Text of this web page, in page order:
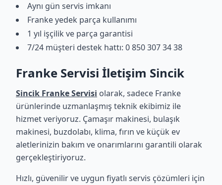
Aynı gün servis imkanı
Franke yedek parça kullanımı
1 yıl işçilik ve parça garantisi
7/24 müşteri destek hattı: 0 850 307 34 38
Franke Servisi İletişim Sincik
Sincik Franke Servisi olarak, sadece Franke
ürünlerinde uzmanlaşmış teknik ekibimiz ile
hizmet veriyoruz. Çamaşır makinesi, bulaşık
makinesi, buzdolabı, klima, fırın ve küçük ev
aletlerinizin bakım ve onarımlarını garantili olarak
gerçekleştiriyoruz.
Hızlı, güvenilir ve uygun fiyatlı servis çözümleri için